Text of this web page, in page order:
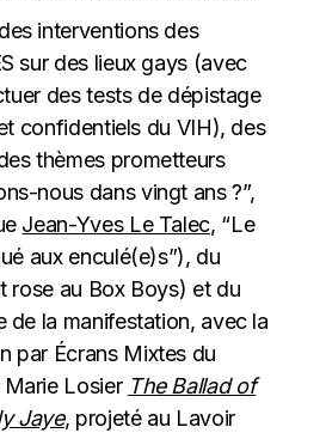
interventions des
sur des lieux gays (avec
des tests de dépistage
confidentiels du VIH), des
thèmes prometteurs
nous dans vingt ans ?”,
Jean-Yves Le Talec, “Le
aux enculé(e)s”), du
rose au Box Boys) et du
de la manifestation, avec la
par Écrans Mixtes du
Losier The Ballad of
Jaye, projeté au Lavoir